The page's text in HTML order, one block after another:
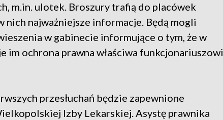
m.in. ulotek. Broszury trafią do placówek
nich najważniejsze informacje. Będą mogli
w gabinecie informujące o tym, że w
im ochrona prawna właściwa funkcjonariuszowi
przesłuchań będzie zapewnione
Izby Lekarskiej. Asystę prawnika